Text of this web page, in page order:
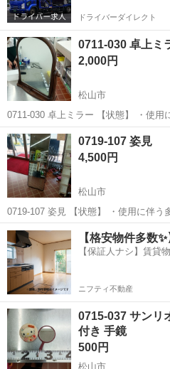
ドライバーダイレクト
0711-030 卓上ミ
2,000円
松山市
0711-030 卓上ミラー 【状態】 ・使用に伴う多少のスレ、キズ、落と
しきれない汚れなどございます ・詳
引きは出来かねますのでご了承願いま
て...
愛媛 松山市 ミラー/鏡
0719-107 姿見
4,500円
松山市
0719-107 姿見 【状態】 ・使用に伴う多少のスレ、キズ、落としきれ
ない汚れなどございます ・詳細は現
出来かねますのでご了承願います ※中
理...
愛媛 松山市 ミラー/鏡 姿
【格安物件多数
【保証人ナシ】賃貸
ニフティ不動産
0715-037 サンリ
付き 手鏡
500円
松山市